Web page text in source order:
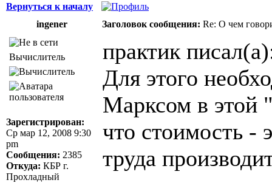
Вернуться к началу
ingener
Заголовок сообщения: Re: О чем
Вычислитель
Зарегистрирован:
Ср мар 12, 2008 9:30
pm
Сообщения: 2385
Откуда: КБР г.
Прохладный
практик
Для этого
Марксом в этой
что стоимость -
труда